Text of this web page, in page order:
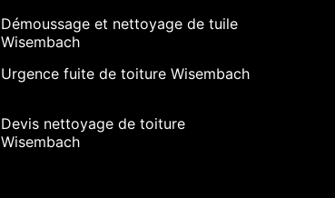
Démoussage et nettoyage de tuile
Wisembach
Urgence fuite de toiture Wisembach
Devis nettoyage de toiture
Wisembach